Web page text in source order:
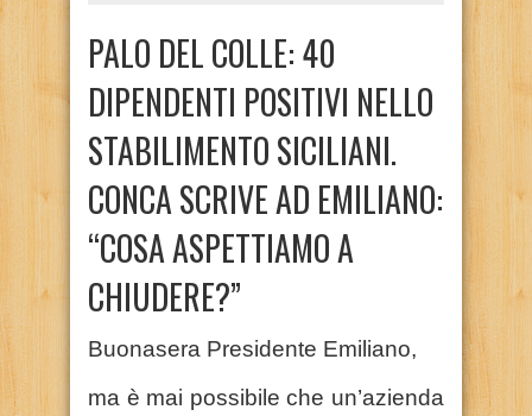
PALO DEL COLLE: 40
DIPENDENTI POSITIVI NELLO
STABILIMENTO SICILIANI.
CONCA SCRIVE AD EMILIANO:
“COSA ASPETTIAMO A
CHIUDERE?”
Buonasera Presidente Emiliano,
ma è mai possibile che un’azienda